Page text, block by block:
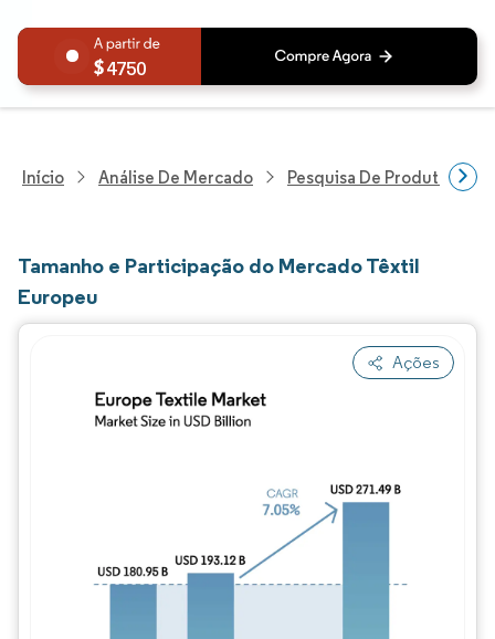
4750
Início Análise De Mercado Pesquisa De Produtos E
Tamanho e Participação do Mercado Têxtil
Europeu
Ações